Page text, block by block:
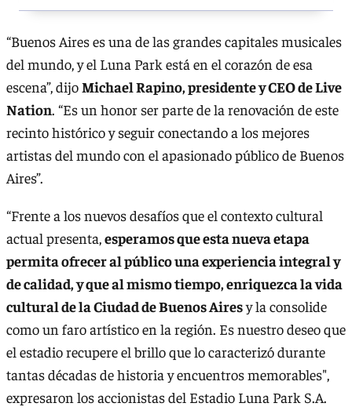
“Buenos Aires es una de las grandes capitales musicales
del mundo, y el Luna Park está en el corazón de esa
escena”, dijoMichael Rapino, presidente y CEO de Live
Nation. “Es un honor ser parte de la renovación de este
recinto histórico y seguir conectando a los mejores
artistas del mundo con el apasionado público de Buenos
Aires”.
“Frente a los nuevos desafíos que el contexto cultural
actual presenta,esperamos que esta nueva etapa
permita ofrecer al público una experiencia integral y
de calidad, y que al mismo tiempo, enriquezca la vida
cultural de la Ciudad de Buenos Airesy la consolide
como un faro artístico en la región. Es nuestro deseo que
el estadio recupere el brillo que lo caracterizó durante
tantas décadas de historia y encuentros memorables",
expresaron los accionistas del Estadio Luna Park S.A.